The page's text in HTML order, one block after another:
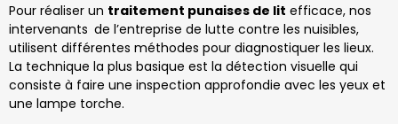
Pour réaliser un traitement punaises de lit efficace, nos
intervenants de l’entreprise de lutte contre les nuisibles,
utilisent différentes méthodes pour diagnostiquer les lieux.
La technique la plus basique est la détection visuelle qui
consiste à faire une inspection approfondie avec les yeux et
une lampe torche.